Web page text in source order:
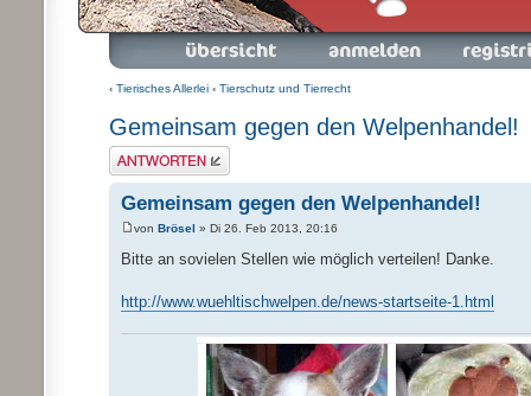
Foren-Übersicht Anmelden Registrieren
‹ Tierisches Allerlei ‹ Tierschutz und Tierrecht
Gemeinsam gegen den Welpenhandel!
Antwort schreiben
Gemeinsam gegen den Welpenhandel!
von Brösel » Di 26. Feb 2013, 20:16
Bitte an sovielen Stellen wie möglich verteilen! Danke.
http://www.wuehltischwelpen.de/news-startseite-1.html